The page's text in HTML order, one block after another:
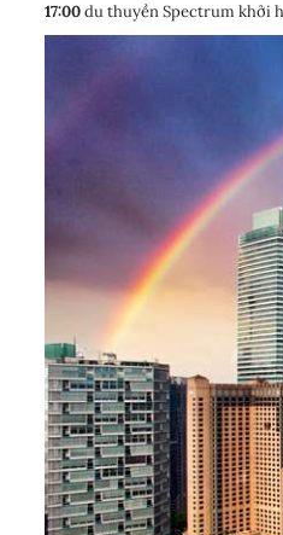
17:00du thuyền Spectrum khởi